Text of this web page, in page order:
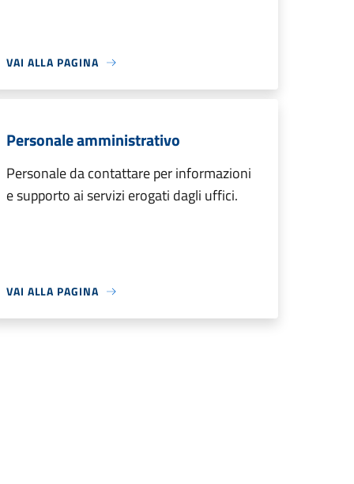
VAI ALLA PAGINA
Personale amministrativo
Personale da contattare per informazioni
e supporto ai servizi erogati dagli uffici.
VAI ALLA PAGINA